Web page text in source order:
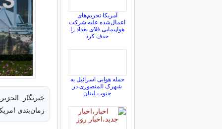
خبرنگار
زمان‌بندی
آمریکا تحریم‌های
اعمال‌شده علیه شرکت
هواپیمایی فلای بغداد را
حذف کرد
حمله هوایی اسرائیل به
شهرک المنصوری در
جنوب لبنان